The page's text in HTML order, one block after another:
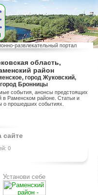
развлекательный портал
область,
район
город Жуковский,
город Бронницы
события, анонсы предстоящих
в Раменском районе. Статьи и
о прошедших событиях.
сайте
0
Установи себе